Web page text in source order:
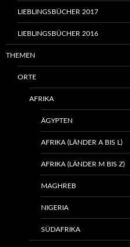
LIEBLINGSBÜCHER 2017
LIEBLINGSBÜCHER 2016
THEMEN
ORTE
AFRIKA
ÄGYPTEN
AFRIKA (LÄNDER A BIS L)
AFRIKA (LÄNDER M BIS Z)
MAGHREB
NIGERIA
SÜDAFRIKA